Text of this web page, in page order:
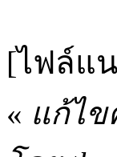
[ไฟล์แ
« แก้ไข